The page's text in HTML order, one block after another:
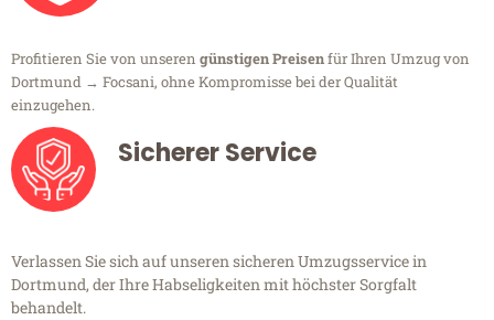
Profitieren Sie von unseren günstigen Preisenfür Ihren Umzug von
Dortmund → Focsani, ohne Kompromisse bei der Qualität
einzugehen.
Sicherer Service
Verlassen Sie sich auf unseren sicheren Umzugsservice in
Dortmund, der Ihre Habseligkeiten mit höchster Sorgfalt
behandelt.